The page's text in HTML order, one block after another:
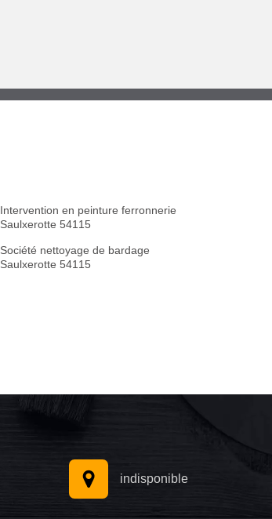
Intervention en peinture ferronnerie
Saulxerotte 54115
Société nettoyage de bardage
Saulxerotte 54115
indisponible